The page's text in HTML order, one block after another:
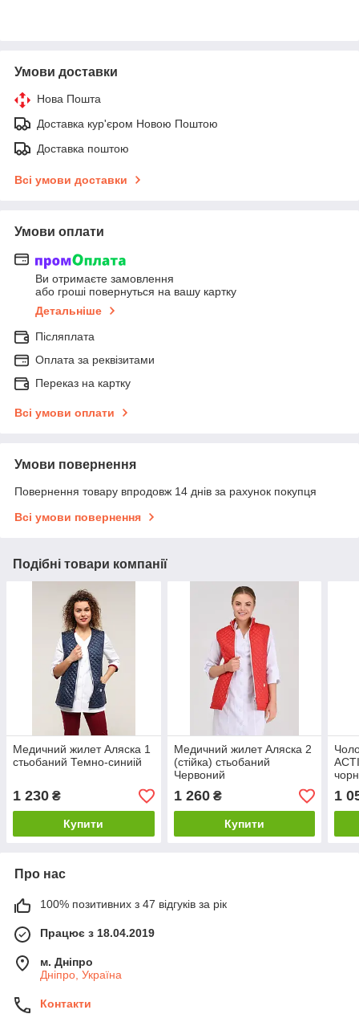
Умови доставки
Нова Пошта
Доставка кур'єром Новою Поштою
Доставка поштою
Всі умови доставки
Умови оплати
Ви отримаєте замовлення
або гроші повернуться на вашу картку
Детальніше
Післяплата
Оплата за реквізитами
Переказ на картку
Всі умови оплати
Умови повернення
Повернення товару впродовж 14 днів за рахунок покупця
Всі умови повернення
Подібні товари компанії
Медичний жилет Аляска 1
стьобаний Темно-синиій
1 230 ₴
Купити
Медичний жилет Аляска 2
(стійка) стьобаний
Червоний
1 260₴
Купити
1
Про нас
100% позитивних з 47 відгуків за рік
Працює з 18.04.2019
м. Дніпро
Дніпро, Україна
Контакти